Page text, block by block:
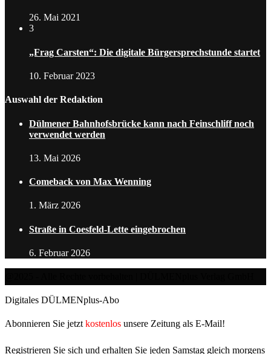
26. Mai 2021
3
„Frag Carsten“: Die digitale Bürgersprechstunde startet
10. Februar 2023
Auswahl der Redaktion
Dülmener Bahnhofsbrücke kann nach Feinschliff noch
verwendet werden
13. Mai 2026
Comeback von Max Wenning
1. März 2026
Straße in Coesfeld-Lette eingebrochen
6. Februar 2026
Digitales DÜLMENplus-Abo
Abonnieren Sie jetzt kostenlos unsere Zeitung als E-Mail!
Registrieren Sie sich und erhalten Sie jeden Samstag gleich morgens